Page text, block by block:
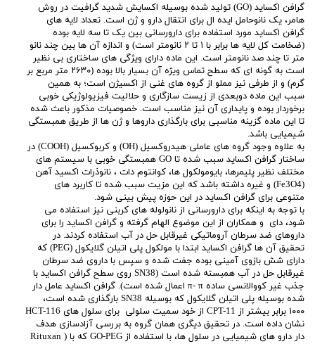
گرافن اکساید (GO) تولید شده بوسیله اکسایش شدید گرافیت در روش
هامر، یک نانوحامل ایده ال برای انتقال دارو و ژن است. تعداد لایه های
گرافن اکساید مورد استفاده برای دارورسانی بین یک تا سه لایه بوده
(ضخامت کل لایه ها برابر با ۱ تا ۲ نانومتر است) و اندازه آن ها بین چند نانو
متر تا چند صد نانومتر است. این ماده دارای ویژگی های ساختاری بی نظیر
است به گونه ای که سطح تماس ویژه آن بسیار بالا بوده (۲۶۳۰ متر مربع بر
گرم) و از طرفی نیز مملو از گروه های غنی از اکسیژن است؛ به همین
سبب این ماده دوبعدی از زیست سازگاری و حلالیت فیزیولوژیکی خوبی
برخوردار بوده و پایداری آن نیز مناسب است. خصوصیات مذکور باعث شده
تا این ماده گزینه مناسبی برای بارگذاری داروها و ژن ها از طریق همبستگی
شیمیایی باشد.
به علاوه وجود گروه های عاملی هیدروکسیل (OH) و کربوکسیل (COOH) در
ساختار گرافن اکساید سبب شده تا GO همبستگی خوبی با سیستم های
مختلف نظیر پلیمرها، بایومولکول ها، کوانتوم دات ، نانوذرات اکسید آهن
(Fe3O4) و غیره داشته باشد که این مزیت سبب شده تا کاربرد های
متنوعی برای گرافن اکساید در این حوزه پیش بینی شود.
با توجه به اینکه برای دارورسانی از نانولوله های کربنی نیز استفاده می
شود، دای و همکاران از این موضوع الهام گرفته و گرافن اکساید را برای
داروهای ضد سرطان آروماتیکی غیرقابل حل در آب استفاده کردند. در
تحقیق آن ها گرافن اکساید ابتدا با مولکول پلی اتیلن گلایکول (PEG) که
دارای شش بازوی آمینی بوده جفت شده و سپس با داروی ضد سرطان
غیرقابل حل در آب همبسته شده است (SN38 روی سطح گرافن اکساید با
جذب غیر کووالانسی ساده π- π اعمال شده است). گرافن اکساید عامل دار
شده بوسیله پلی اتیلن گلایکول که بوسیله SN38 بارگذاری شده است،
۱۰۰۰ برابر بیشتر از CPT-11 از خود سمیت سلولی برای سلول های HCT-116
نشان داده است. در تحقیق دیگری همان گروه به بررسی آزادسازی هدف
دار دارو های شیمیایی در سلول ها، با استفاده از GO-PEG که با ( Rituxan